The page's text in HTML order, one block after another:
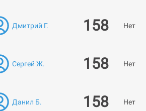
Дмитрий Г. 158 Нет
Сергей Ж. 158 Нет
Данил Б. 158 Нет